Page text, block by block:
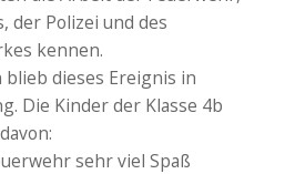
der Polizei und des
kennen.
blieb dieses Ereignis in
Die Kinder der Klasse 4b
sehr viel Spaß